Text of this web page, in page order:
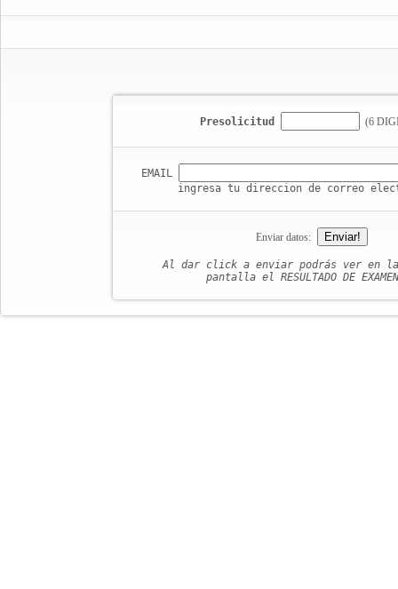
Presolicitud (6
EMAIL
ingresa tu direccion de correo
Enviar datos:
Al dar click a enviar podrás ver en
pantalla el RESULTADO DE